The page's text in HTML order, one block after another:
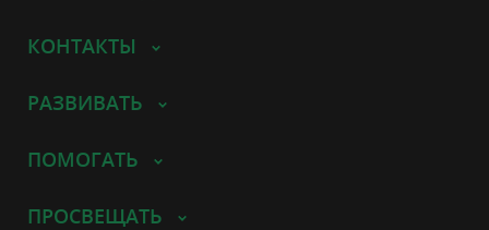
КОНТАКТЫ
РАЗВИВАТЬ
ПОМОГАТЬ
ПРОСВЕЩАТЬ